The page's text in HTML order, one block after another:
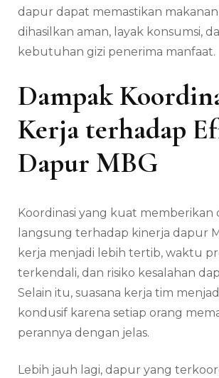
dapur dapat memastikan
dihasilkan aman, layak konsumsi,
kebutuhan gizi penerima manfaat.
Dampak
Kerja terhadap
Dapur MBG
Koordinasi yang kuat memberikan
langsung terhadap kinerja dapur
kerja menjadi lebih tertib, waktu
terkendali, dan risiko kesalahan
Selain itu, suasana kerja tim
kondusif karena setiap orang
perannya dengan jelas.
Lebih jauh lagi, dapur yang